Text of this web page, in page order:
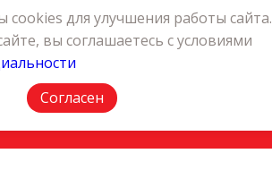
для улучшения работы сайта.
вы соглашаетесь с условиями
Согласен